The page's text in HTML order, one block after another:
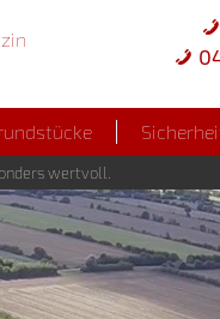
wertvoll.